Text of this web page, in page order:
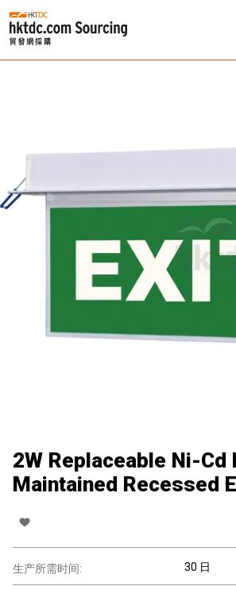
2W Replaceable Ni-Cd
Maintained Recessed
生产所需时间: 30 日